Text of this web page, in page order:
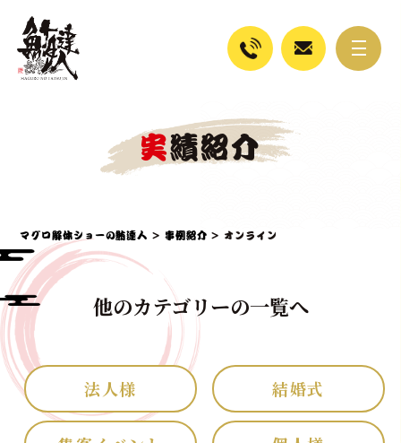
実績紹介
マグロ解体ショーの鮪達人 > 事例紹介 > オンライン
他のカテゴリーの一覧へ
法人様 結婚式